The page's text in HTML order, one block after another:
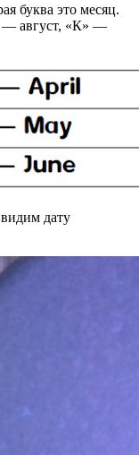
буква это месяц.
— август, «К» —
дату